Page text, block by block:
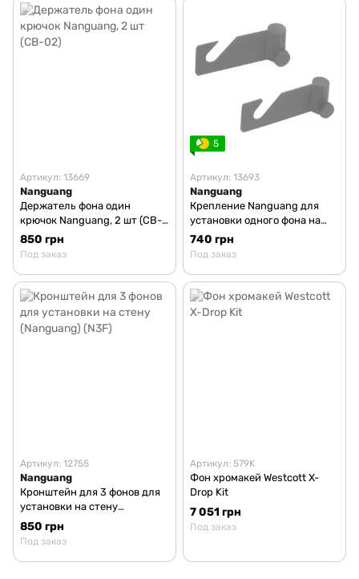
Артикул: 13669
Nanguang
Держатель фона один
крючок Nanguang, 2 шт (CB-
02)
850 грн
Под заказ
5
Артикул: 13693
Nanguang
Крепление Nanguang для
установки одного фона на
стойку (2 шт.) (N1S) (23463)
740 грн
Под заказ
Артикул: 12755
Nanguang
Кронштейн для 3 фонов для
установки на стену
(Nanguang) (N3F)
850 грн
Под заказ
Артикул: 579K
Фон хромакей Westcott X-
Drop Kit
7 051 грн
Под заказ